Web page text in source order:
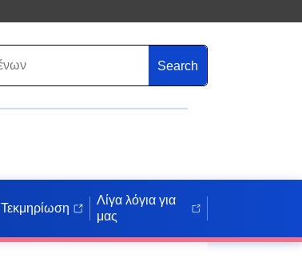
Search
Τεκμηρίωση
Λίγα λόγια για
μας